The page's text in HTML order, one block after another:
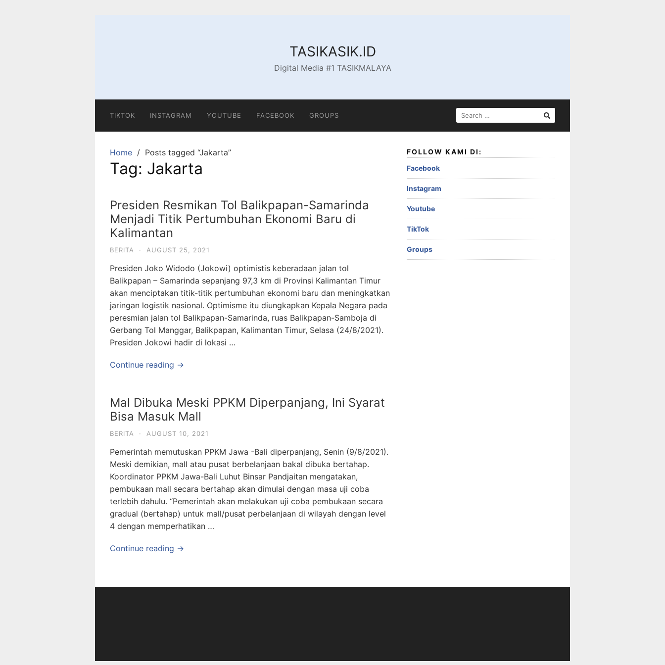
TASIKASIK.ID
Digital Media #1 TASIKMALAYA
TIKTOK INSTAGRAM YOUTUBE FACEBOOK GROUPS
SEARCH
FOR:
Home Posts tagged “Jakarta”
Tag: Jakarta
Presiden Resmikan Tol Balikpapan-Samarinda
Menjadi Titik Pertumbuhan Ekonomi Baru di
Kalimantan
BERITA · AUGUST 25, 2021
Presiden Joko Widodo (Jokowi) optimistis keberadaan jalan tol
Balikpapan – Samarinda sepanjang 97,3 km di Provinsi Kalimantan Timur
akan menciptakan titik-titik pertumbuhan ekonomi baru dan meningkatkan
jaringan logistik nasional. Optimisme itu diungkapkan Kepala Negara pada
peresmian jalan tol Balikpapan-Samarinda, ruas Balikpapan-Samboja di
Gerbang Tol Manggar, Balikpapan, Kalimantan Timur, Selasa (24/8/2021).
Presiden Jokowi hadir di lokasi …
Continue reading →
Mal Dibuka Meski PPKM Diperpanjang, Ini Syarat
Bisa Masuk Mall
BERITA · AUGUST 10, 2021
Pemerintah memutuskan PPKM Jawa -Bali diperpanjang, Senin (9/8/2021).
Meski demikian, mall atau pusat berbelanjaan bakal dibuka bertahap.
Koordinator PPKM Jawa-Bali Luhut Binsar Pandjaitan mengatakan,
pembukaan mall secara bertahap akan dimulai dengan masa uji coba
terlebih dahulu. “Pemerintah akan melakukan uji coba pembukaan secara
gradual (bertahap) untuk mall/pusat perbelanjaan di wilayah dengan level
4 dengan memperhatikan …
Continue reading →
FOLLOW KAMI DI:
Facebook
Instagram
Youtube
TikTok
Groups